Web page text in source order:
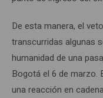
De esta manera, el
transcurridas algunas
humanidad de una
Bogotá el 6 de marzo.
una reacción en